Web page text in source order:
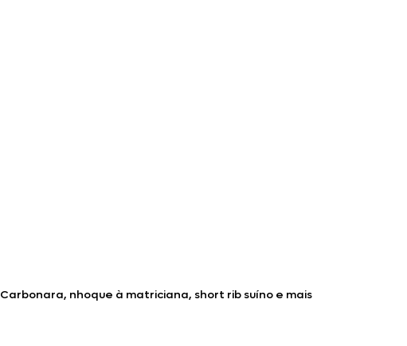
Carbonara, nhoque à matriciana, short rib suíno e mais